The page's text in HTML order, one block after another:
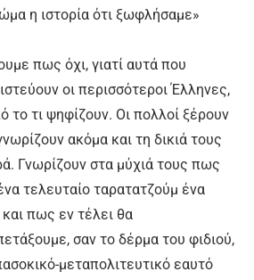
η ιστορία ότι ξωφλήσαμε»
πως όχι, γιατί αυτά που
οι περισσότεροι Έλληνες,
το τι ψηφίζουν. Οι πολλοί ξέρουν
ακόμα και τη δικιά τους
Γνωρίζουν στα μύχιά τους πως
τελευταίο ταρατατζούμ ένα
πως εν τέλει θα
σαν το δέρμα του φιδιού,
μεταπολιτευτικό εαυτό